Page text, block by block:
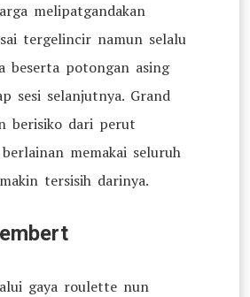
melipatgandakan
tergelincir namun selalu
beserta potongan asing
sesi selanjutnya. Grand
berisiko dari perut
memakai seluruh
tersisih darinya.
gaya roulette nun